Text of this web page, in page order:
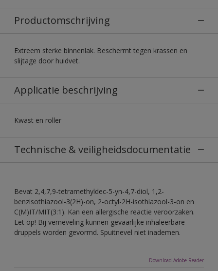
Productomschrijving
Extreem sterke binnenlak. Beschermt tegen krassen en
slijtage door huidvet.
Applicatie beschrijving
Kwast en roller
Technische & veiligheidsdocumentatie
Bevat 2,4,7,9-tetramethyldec-5-yn-4,7-diol, 1,2-
benzisothiazool-3(2H)-on, 2-octyl-2H-isothiazool-3-on en
C(M)IT/MIT(3:1). Kan een allergische reactie veroorzaken.
Let op! Bij verneveling kunnen gevaarlijke inhaleerbare
druppels worden gevormd. Spuitnevel niet inademen.
Download Adobe Reader